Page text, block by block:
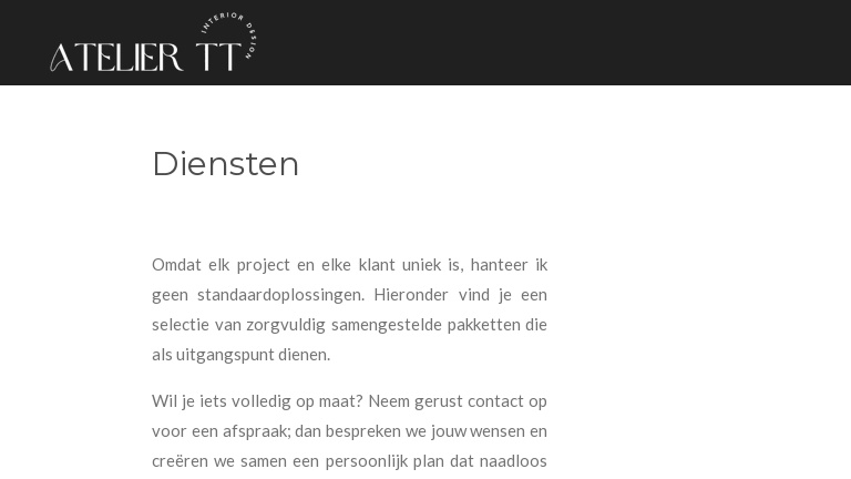
direct
naar
Diensten
Omdat elk project en elke klant uniek is, hanteer ik
geen standaardoplossingen. Hieronder vind je een
selectie van zorgvuldig samengestelde pakketten die
als uitgangspunt dienen.
Wil je iets volledig op maat? Neem gerust contact op
voor een afspraak; dan bespreken we jouw wensen en
creëren we samen een persoonlijk plan dat naadloos